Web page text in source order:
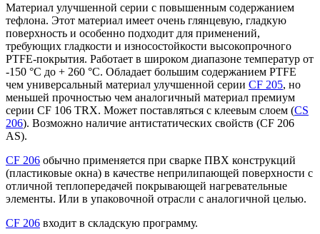
Материал улучшенной серии с повышенным содержанием
тефлона. Этот материал имеет очень глянцевую, гладкую
поверхность и особенно подходит для применений,
требующих гладкости и износостойкости высокопрочного
PTFE-покрытия. Работает в широком диапазоне температур от
-150 °С до + 260 °С. Обладает большим содержанием PTFE
чем универсальный материал улучшенной серии CF 205, но
меньшей прочностью чем аналогичный материал премиум
серии CF 106 TRX. Может поставляться с клеевым слоем (CS
206). Возможно наличие антистатических свойств (CF 206
AS).
CF 206 обычно применяется при сварке ПВХ конструкций
(пластиковые окна) в качестве неприлипающей поверхности с
отличной теплопередачей покрывающей нагревательные
элементы. Или в упаковочной отрасли с аналогичной целью.
CF 206 входит в складскую программу.